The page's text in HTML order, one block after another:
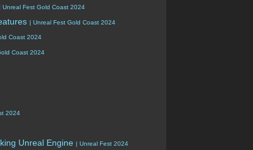
| Unreal Fest Gold Coast 2024
| Unreal Fest Gold Coast 2024
Coast 2024
Coast 2024
2024
Unreal Engine | Unreal Fest 2024